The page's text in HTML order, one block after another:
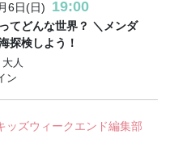
6日(日) 19:00
ってどんな世界？ ＼メンダ
探検しよう！
人
ン
ッズウィークエンド編集部